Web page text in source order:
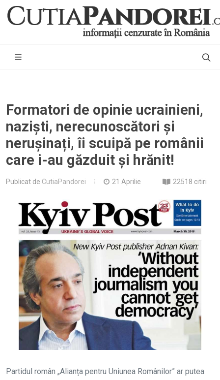
Formatori de opinie ucrainieni,
naziști, nerecunoscători și
nerușinați, îi scuipă pe românii
care i-au găzduit și hrănit!
Publicat de CutiaPandorei 21 Aprilie 22518 citiri
Partidul român „Alianța pentru Uniunea Românilor” ar putea